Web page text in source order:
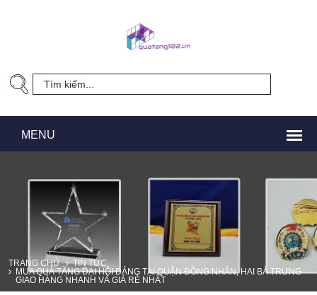
TRANG CHỦ
TIN TỨC
MUA QUÀ TẶNG ĐẠI HỘI ĐẢNG TẠI QUẬN ĐỒNG NHÂN, HAI BÀ TRƯNG
GIAO HÀNG NHANH VÀ GIÁ RẺ NHẤT